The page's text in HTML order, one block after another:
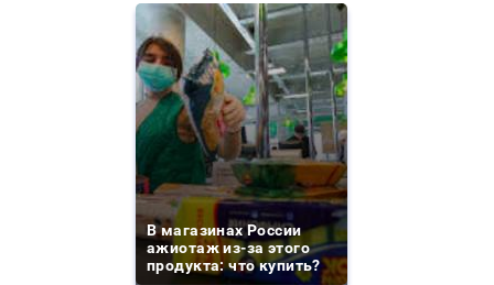
В магазинах России
ажиотаж из-за этого
продукта: что купить?